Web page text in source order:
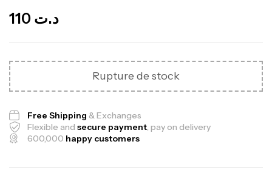
د.ت
Rupture de stock
Free Shipping & Exchanges
Flexible and secure payment, pay on delivery
600,000 happy customers